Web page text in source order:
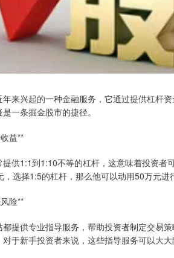
来兴起的一种金融服务，它通过提供杠杆
一条掘金股市的捷径。
益**
供1:1到1:10不等的杠杆，这意味着投资
，选择1:5的杠杆，那么他可以动用50万元进
险**
提供专业指导服务，帮助投资者制定交易
于新手投资者来说，这些指导服务可以大大